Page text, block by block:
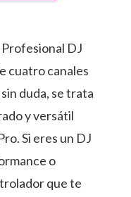
DJ
cuatro canales
duda, se trata
y versátil
Si eres un DJ
o
que te